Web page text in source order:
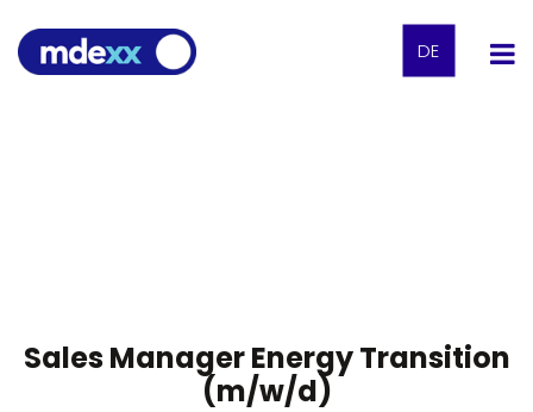
DE
Sales Manager Energy Transition
(m/w/d)